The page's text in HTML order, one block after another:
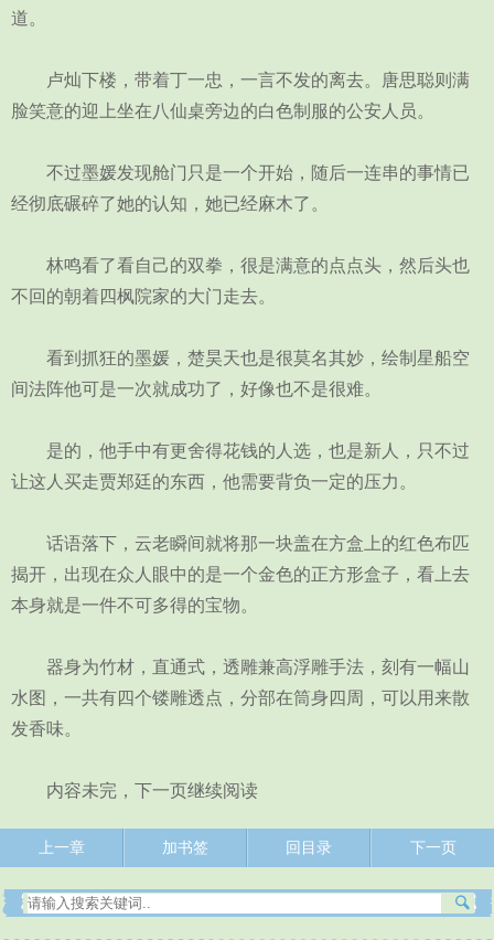
道。
卢灿下楼，带着丁一忠，一言不发的离去。唐思聪则满
脸笑意的迎上坐在八仙桌旁边的白色制服的公安人员。
不过墨媛发现舱门只是一个开始，随后一连串的事情已
经彻底碾碎了她的认知，她已经麻木了。
林鸣看了看自己的双拳，很是满意的点点头，然后头也
不回的朝着四枫院家的大门走去。
看到抓狂的墨媛，楚昊天也是很莫名其妙，绘制星船空
间法阵他可是一次就成功了，好像也不是很难。
是的，他手中有更舍得花钱的人选，也是新人，只不过
让这人买走贾郑廷的东西，他需要背负一定的压力。
话语落下，云老瞬间就将那一块盖在方盒上的红色布匹
揭开，出现在众人眼中的是一个金色的正方形盒子，看上去
本身就是一件不可多得的宝物。
器身为竹材，直通式，透雕兼高浮雕手法，刻有一幅山
水图，一共有四个镂雕透点，分部在筒身四周，可以用来散
发香味。
内容未完，下一页继续阅读
上一章 加书签 回目录 下一页